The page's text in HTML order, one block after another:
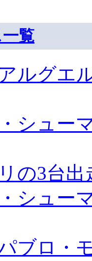
覧
ルグエ
シュー
の3台
シュー
ブロ・